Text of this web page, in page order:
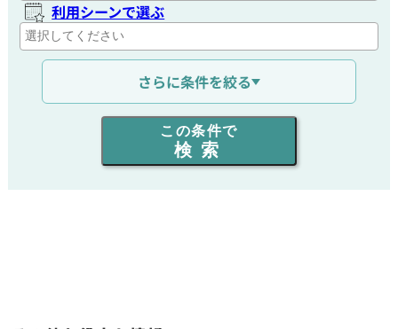
利用シーンで選ぶ
通信距離を選ぶ
出力を選ぶ
同時通話人数を選ぶ
さらに条件を絞る
この条件で
検索